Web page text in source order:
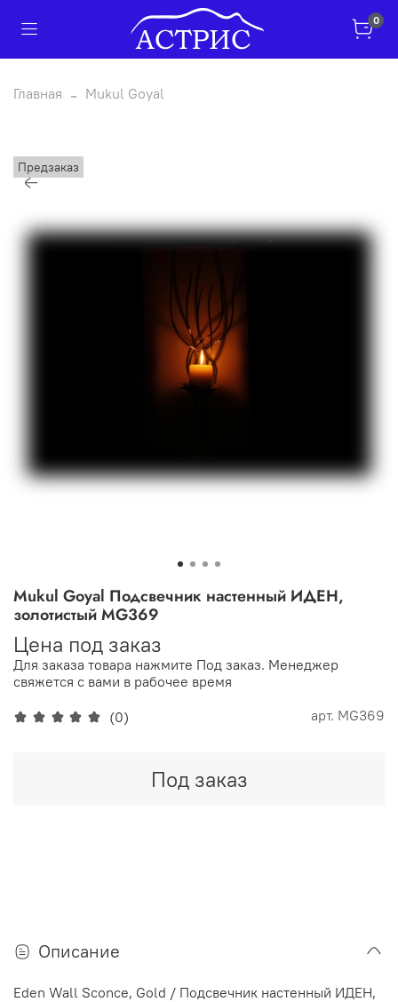
0
Главная Mukul Goyal
Предзаказ
(0) арт. MG369
Mukul Goyal Подсвечник настенный ИДЕН,
золотистый MG369
Цена под заказ
Для заказа товара нажмите Под заказ. Менеджер
свяжется с вами в рабочее время
Под заказ
Описание
Eden Wall Sconce, Gold / Подсвечник настенный ИДЕН,